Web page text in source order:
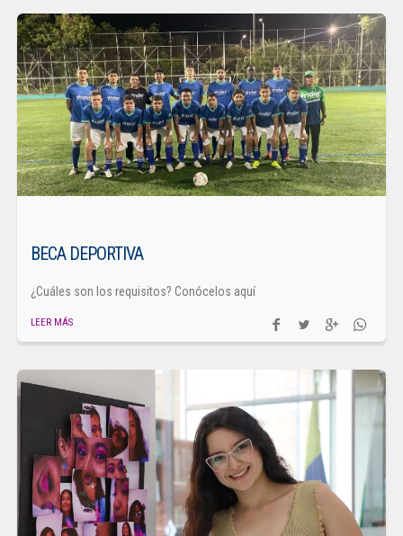
BECA DEPORTIVA
¿Cuáles son los requisitos? Conócelos aquí
LEER MÁS